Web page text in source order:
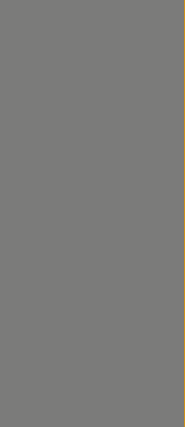
www.instagram.com/